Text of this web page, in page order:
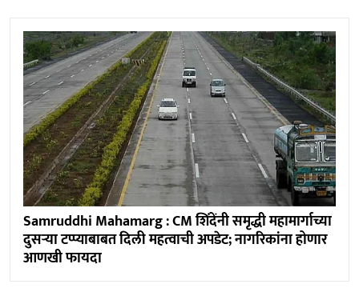
Samruddhi Mahamarg : CM शिंदेंनी समृद्धी महामार्गाच्या
दुसऱ्या टप्प्याबाबत दिली महत्वाची अपडेट; नागरिकांना होणार
आणखी फायदा